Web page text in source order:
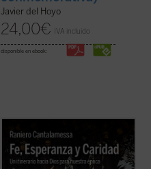
Javier del Hoyo
24,00€ IVA incluido
disponible en ebook:
a los lectores en un viaje hacia la
comprensión de las virtudes teologales: Fe,
Esperanza y Caridad, con la certeza de que
no hay ningún contenido de la fe, por